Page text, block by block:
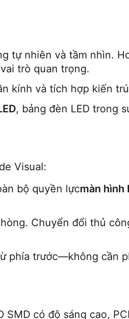
tự nhiên và tầm nhìn.
trò quan trọng.
kính và tích hợp kiến
, bảng đèn LED trong
Visual:
bộ quyền lựcmàn hình
Chuyển đổi thủ
phía trước—không cần
có độ sáng cao,